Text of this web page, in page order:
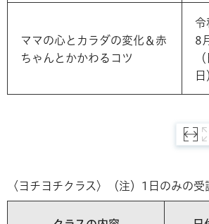
ママの心とカラダの変化＆赤
ちゃんとかかわるコツ
令
8
日
〈ヨチヨチクラス〉（注）1日のみの受